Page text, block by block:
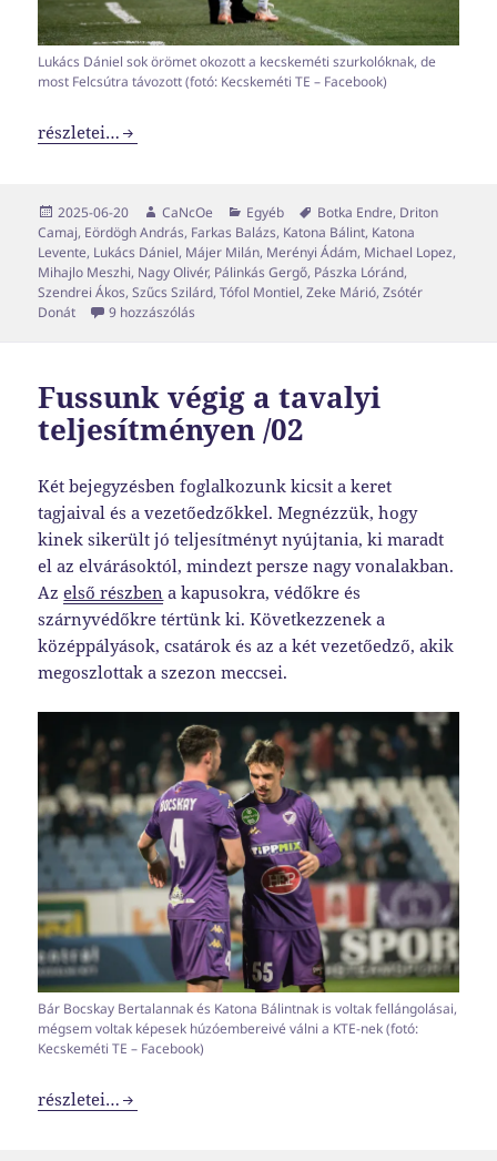
Lukács Dániel sok örömet okozott a kecskeméti szurkolóknak, de
most Felcsútra távozott (fotó: Kecskeméti TE – Facebook)
Transzferablak x04
részletei…
Közzétéve
2025-06-20 Szerző
CaNcOe Kategória
Egyéb Címke
Botka Endre, Driton
Camaj, Eördögh András, Farkas Balázs, Katona Bálint, Katona
Levente, Lukács Dániel, Májer Milán, Merényi Ádám, Michael Lopez,
Mihajlo Meszhi, Nagy Olivér, Pálinkás Gergő, Pászka Lóránd,
Szendrei Ákos,Szűcs Szilárd,Tófol Montiel,Zeke Márió,Zsótér
Donát
9 hozzászólás
Fussunk végig a tavalyi
teljesítményen /02
Két bejegyzésben foglalkozunk kicsit a keret
tagjaival és a vezetőedzőkkel. Megnézzük, hogy
kinek sikerült jó teljesítményt nyújtania, ki maradt
el az elvárásoktól, mindezt persze nagy vonalakban.
Azelső részben a kapusokra, védőkre és
szárnyvédőkre tértünk ki. Következzenek a
középpályások, csatárok és az a két vezetőedző, akik
megoszlottak a szezon meccsei.
Bár Bocskay Bertalannak és Katona Bálintnak is voltak fellángolásai,
mégsem voltak képesek húzóembereivé válni a KTE-nek (fotó:
Kecskeméti TE – Facebook)
Fussunk végig a tavalyi teljesítményen /02
részletei…